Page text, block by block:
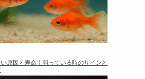
原因と寿命｜弱っている時のサインと